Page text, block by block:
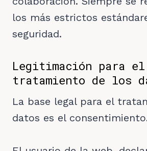
los más estrictos
seguridad.
Legitimación para el
tratamiento de los
La base legal para el
datos es el